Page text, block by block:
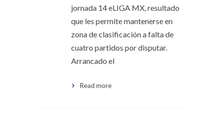
jornada 14 eLIGA MX, resultado
que les permite mantenerse en
zona de clasificación a falta de
cuatro partidos por disputar.
Arrancado el
Read more